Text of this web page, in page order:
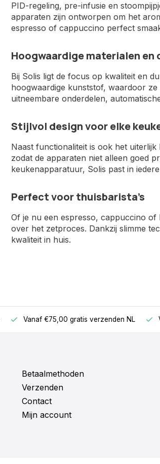
PID-regeling, pre-infusie en
apparaten zijn ontworpen om het
espresso of cappuccino perfect
Hoogwaardige materialen en
Bij Solis ligt de focus op kwaliteit en
hoogwaardige kunststof, waardoor
uitneembare onderdelen,
Stijlvol design voor elke
Naast functionaliteit is ook het
zodat de apparaten niet alleen goed
keukenapparatuur, Solis past in
Perfect voor thuisbarista’s
Of je nu een espresso, cappuccino of
over het zetproces. Dankzij slimme
kwaliteit in huis.
Vanaf €75,00 gratis verzenden NL
Betaalmethoden
Verzenden
Contact
Mijn account